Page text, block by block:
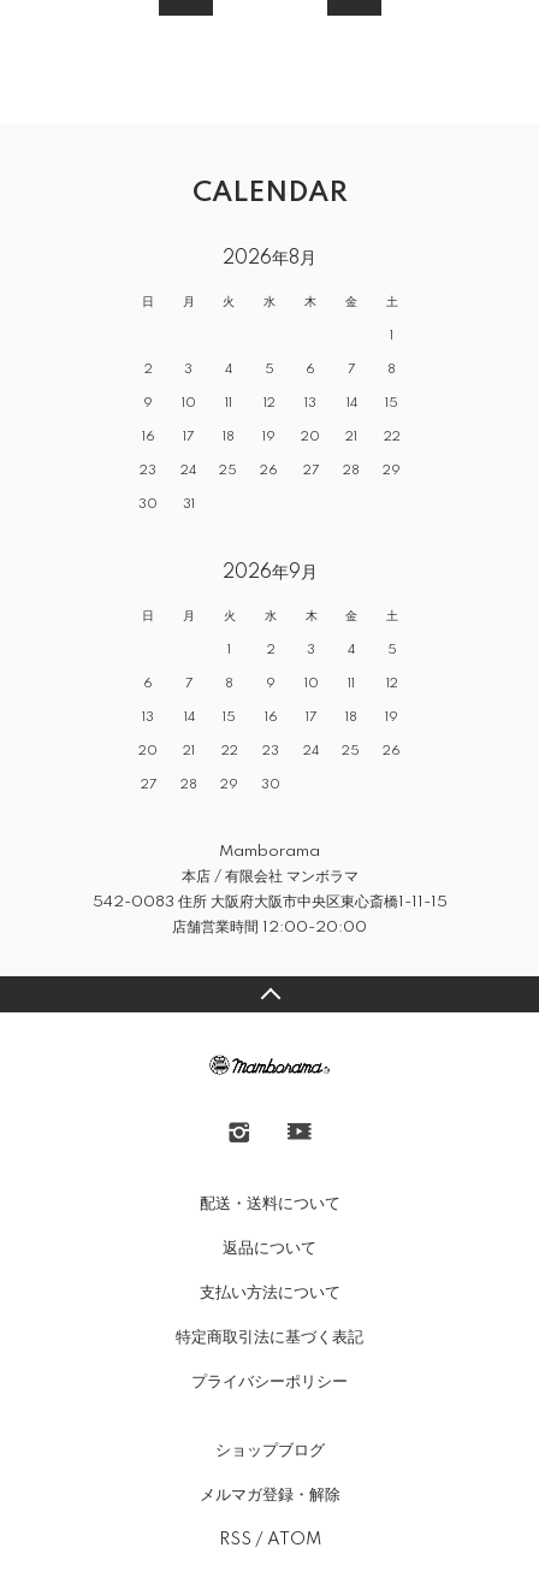
CALENDAR
2026年8月
日 月 火 水 木 金 土
1
2 3 4 5 6 7 8
9 10 11 12 13 14 15
16 17 18 19 20 21 22
23 24 25 26 27 28 29
30 31
2026年9月
日 月 火 水 木 金 土
1 2 3 4 5
6 7 8 9 10 11 12
13 14 15 16 17 18 19
20 21 22 23 24 25 26
27 28 29 30
Mamborama
本店 / 有限会社 マンボラマ
542-0083 住所 大阪府大阪市中央区東心斎橋1-11-15
店舗営業時間 12:00-20:00
配送・送料について
返品について
支払い方法について
特定商取引法に基づく表記
プライバシーポリシー
ショップブログ
メルマガ登録・解除
RSS / ATOM